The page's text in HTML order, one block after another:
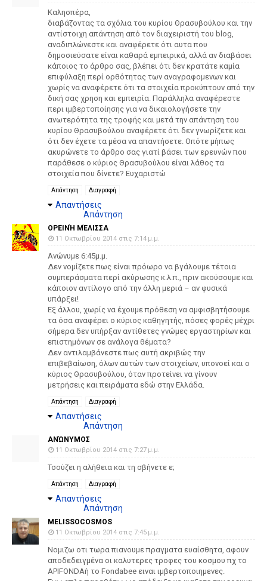
Καλησπέρα,
διαβάζοντας τα σχόλια του κυρίου Θρασυβούλου και την
αντίστοιχη απάντηση από τον διαχειριστή του blog,
αναδιπλώνεστε και αναφέρετε ότι αυτα που
δημοσιεύσατε είναι καθαρά εμπειρικά, αλλά αν διαβάσει
κάποιος το άρθρο σας, βλέπει ότι δεν κρατάτε καμία
επιφύλαξη περί ορθότητας των αναγραφομενων και
χωρίς να αναφέρετε ότι τα στοιχεία προκύπτουν από την
δική σας χρηση και εμπειρία. Παράλληλα αναφέρεστε
περι ιμβερτοποίησης για να δικαιολογήσετε την
ανωτερότητα της τροφής και μετά την απάντηση του
κυρίου Θρασυβούλου αναφέρετε ότι δεν γνωρίζετε και
ότι δεν έχετε τα μέσα να απαντήσετε. Οπότε μήπως
ακυρώνετε το άρθρο σας γιατί βάσει των ερευνών που
παράθεσε ο κύριος Θρασυβούλου είναι λάθος τα
στοιχεία που δίνετε? Ευχαριστώ
Απάντηση Διαγραφή
Απαντήσεις
Απάντηση
ΟΡΕΙΝΉ ΜΈΛΙΣΣΑ
11 Οκτωβρίου 2014 στις 7:14 μ.μ.
Ανώνυμε 6:45μ.μ.
Δεν νομίζετε πως είναι πρόωρο να βγάλουμε τέτοια
συμπεράσματα περί ακύρωσης κ.λ.π., πριν ακούσουμε και
κάποιον αντίλογο από την άλλη μεριά – αν φυσικά
υπάρξει!
Εξ άλλου, χωρίς να έχουμε πρόθεση να αμφισβητήσουμε
τα όσα αναφέρει ο κύριος καθηγητής, πόσες φορές μέχρι
σήμερα δεν υπήρξαν αντίθετες γνώμες εργαστηρίων και
επιστημόνων σε ανάλογα θέματα?
Δεν αντιλαμβάνεστε πως αυτή ακριβώς την
επιβεβαίωση, όλων αυτών των στοιχείων, υπονοεί και ο
κύριος Θρασυβούλου, όταν προτείνει να γίνουν
μετρήσεις και πειράματα εδώ στην Ελλάδα.
Απάντηση Διαγραφή
Απαντήσεις
Απάντηση
ΑΝΏΝΥΜΟΣ
11 Οκτωβρίου 2014 στις 7:27 μ.μ.
Τσούζει η αλήθεια και τη σβήνετε ε;
Απάντηση Διαγραφή
Απαντήσεις
Απάντηση
MELISSOCOSMOS
11 Οκτωβρίου 2014 στις 7:45 μ.μ.
Νομιζω οτι τωρα πιανουμε πραγματα ευαίσθητα, αφουν
αποδεδειγμένα οι καλυτερες τροφες του κοσμου πχ το
APIFONDAή το Fondabee ειναι ιμβερτοποιημενες.